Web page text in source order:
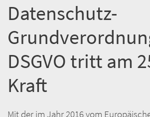
Datenschutz-
DSGVO tritt am
Kraft
Mit der im Jahr 2016 vom